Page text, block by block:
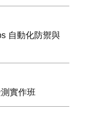
自動化防禦與
實作班